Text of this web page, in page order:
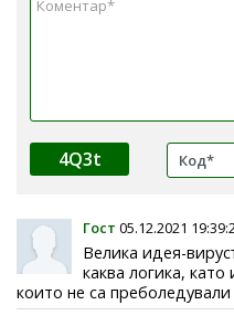
4Q3t
Гост 05.12.2021
Велика идея-
каква логика,
които не са